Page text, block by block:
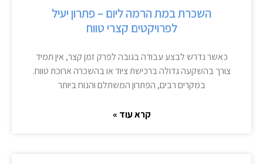
השכרת במת הרמה ליום – פתרון יעיל
לפרויקטים קצרי טווח
כאשר נדרש לבצע עבודה בגובה לפרק זמן קצר, אין תמיד
צורך בהשקעה גדולה ברכישת ציוד או בהשכרה ארוכת טווח.
במקרים רבים, הפתרון המשתלם והנוח ביותר
קרא עוד »